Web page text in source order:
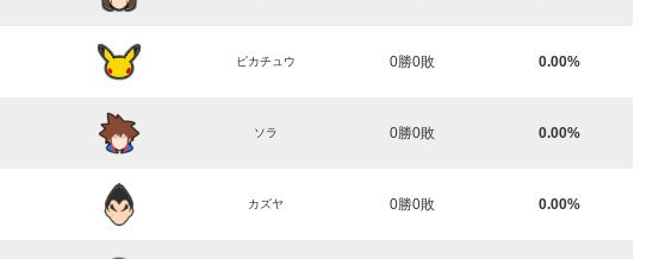
ピカチュウ 0勝0敗 0.00%
ソラ 0勝0敗 0.00%
カズヤ 0勝0敗 0.00%